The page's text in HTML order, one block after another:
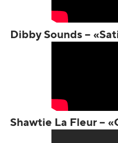
Dibby Sounds –
Shawtie La Fleur –